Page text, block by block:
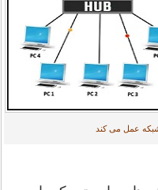
عمل می کند